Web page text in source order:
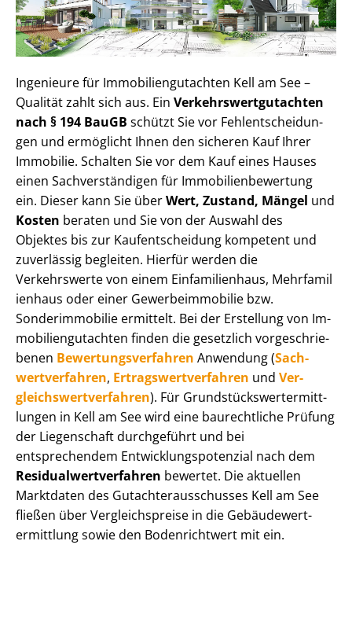
Ingenieure für Im­mo­bi­li­en­gut­ach­ten Kell am See –
Qualität zahlt sich aus. Ein Ver­kehrs­wert­gut­ach­ten
nach § 194 BauGB schützt Sie vor Fehl­ent­schei­dun­
gen und ermöglicht Ihnen den sicheren Kauf Ihrer
Immobilie. Schalten Sie vor dem Kauf eines Hauses
einen Sach­ver­stän­di­gen für Im­mo­bi­li­en­be­wer­tung
ein. Dieser kann Sie überWert, Zustand, Mängel und
Kosten beraten und Sie von der Auswahl des
Objektes bis zur Kauf­ent­schei­dung kompetent und
zuverlässig begleiten. Hierfür werden die
Verkehrswerte von einem Einfamilienhaus, Mehr­fa­mi­l
i­en­haus oder einer Ge­wer­be­im­mo­bi­lie bzw.
Sonderimmobilie ermittelt. Bei der Erstellung von Im­
mo­bi­li­en­gut­ach­ten finden die gesetzlich vor­ge­schrie­
be­nen Be­wer­tungs­ver­fah­ren Anwendung (Sach­
wert­ver­fah­ren, Er­trags­wert­ver­fah­ren und Ver­
gleichs­wert­ver­fah­ren). Für Grund­stücks­wert­ermitt­
lun­gen in Kell am See wird eine baurechtliche Prüfung
der Liegenschaft durchgeführt und bei
entsprechendem Ent­wick­lungs­po­ten­zi­al nach dem
Re­si­du­al­wert­ver­fah­ren bewertet. Die aktuellen
Marktdaten des Gut­ach­ter­aus­schus­ses Kell am See
fließen über Ver­gleichs­prei­se in die Ge­bäu­de­wert­
ermitt­lung sowie den Bodenrichtwert mit ein.